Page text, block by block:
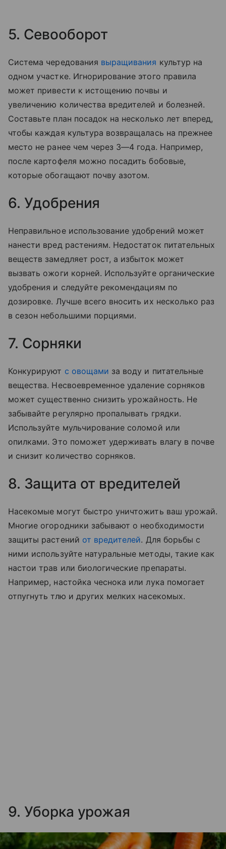
5. Севооборот
Система чередования выращивания культур на
одном участке. Игнорирование этого правила
может привести к истощению почвы и
увеличению количества вредителей и болезней.
Составьте план посадок на несколько лет вперед,
чтобы каждая культура возвращалась на прежнее
место не ранее чем через 3—4 года. Например,
после картофеля можно посадить бобовые,
которые обогащают почву азотом.
6. Удобрения
Неправильное использование удобрений может
нанести вред растениям. Недостаток питательных
веществ замедляет рост, а избыток может
вызвать ожоги корней. Используйте органические
удобрения и следуйте рекомендациям по
дозировке. Лучше всего вносить их несколько раз
в сезон небольшими порциями.
7. Сорняки
Конкурируют с овощами за воду и питательные
вещества. Несвоевременное удаление сорняков
может существенно снизить урожайность. Не
забывайте регулярно пропалывать грядки.
Используйте мульчирование соломой или
опилками. Это поможет удерживать влагу в почве
и снизит количество сорняков.
8. Защита от вредителей
Насекомые могут быстро уничтожить ваш урожай.
Многие огородники забывают о необходимости
защиты растений от вредителей. Для борьбы с
ними используйте натуральные методы, такие как
настои трав или биологические препараты.
Например, настойка чеснока или лука помогает
отпугнуть тлю и других мелких насекомых.
9. Уборка урожая